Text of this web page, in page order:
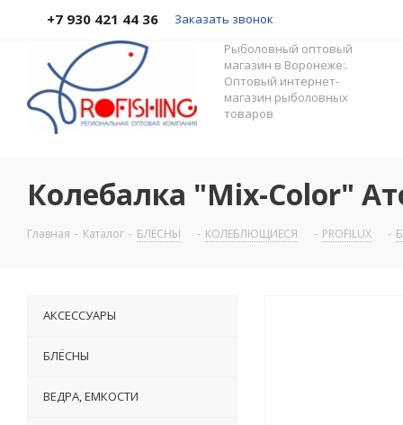
+7 930 421 44 36 Заказать звонок
Рыболовный оптовый
магазин в Воронеже:.
Оптовый интернет-
магазин рыболовных
товаров
Колебалка "Mix-Color"
Главная - Каталог - БЛЁСНЫ - КОЛЕБЛЮЩИЕСЯ - PROFILUX -
АКСЕССУАРЫ
БЛЁСНЫ
ВЕДРА, ЕМКОСТИ